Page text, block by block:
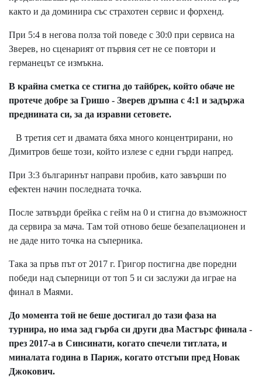
както и да доминира със страхотен сервис и форхенд.
При 5:4 в негова полза той поведе с 30:0 при сервиса на
Зверев, но сценарият от първия сет не се повтори и
германецът се измъкна.
В крайна сметка се стигна до тайбрек, който обаче не
протече добре за Гришо - Зверев дръпна с 4:1 и задържа
преднината си, за да изравни сетовете.
В третия сет и двамата бяха много концентрирани, но
Димитров беше този, който излезе с едни гърди напред.
При 3:3 българинът направи пробив, като завърши по
ефектен начин последната точка.
После затвърди брейка с гейм на 0 и стигна до възможност
да сервира за мача. Там той отново беше безапелационен и
не даде нито точка на съперника.
Така за пръв път от 2017 г. Григор постигна две поредни
победи над съперници от топ 5 и си заслужи да играе на
финал в Маями.
До момента той не беше достигал до тази фаза на
турнира, но има зад гърба си други два Мастърс финала -
през 2017-а в Синсинати, когато спечели титлата, и
миналата година в Париж, когато отстъпи пред Новак
Джокович.